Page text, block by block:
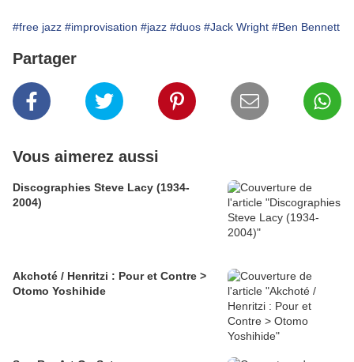
#free jazz #improvisation #jazz #duos #Jack Wright #Ben Bennett
Partager
Vous aimerez aussi
Discographies Steve Lacy (1934-
2004)
Akchoté / Henritzi : Pour et Contre >
Otomo Yoshihide